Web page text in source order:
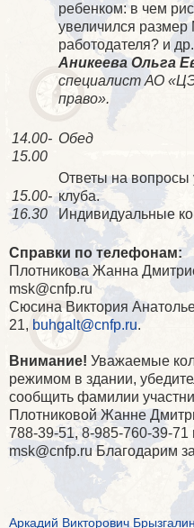
ребенком: в чем
увеличился размер
работодателя? и др.
Аникеева Ольга
специалист АО
право».
14.00-
15.00
Обед
15.00-
16.30
Ответы на вопросы
клуба.
Индивидуальные
Справки по телефонам:
Плотникова Жанна
msk@cnfp.ru
Сюсина Виктория
21, buhgalt@cnfp.ru.
Внимание! Уважаемые
режимом в здании,
сообщить фамилии
Плотниковой Жанне
788-39-51, 8-985-760-39-71
msk@cnfp.ru Благодарим
Аркадий Викторович Брызгалин